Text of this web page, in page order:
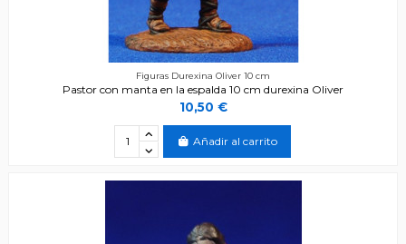
Figuras Durexina Oliver 10 cm
Pastor con manta en la espalda 10 cm durexina Oliver
10,50 €
Añadir al carrito